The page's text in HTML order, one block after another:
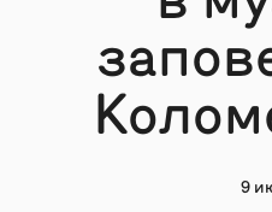
9